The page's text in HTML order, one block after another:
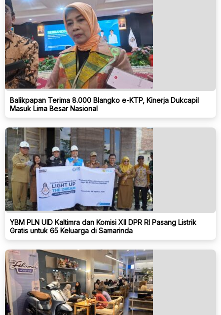
Balikpapan Terima 8.000 Blangko e-KTP, Kinerja Dukcapil
Masuk Lima Besar Nasional
YBM PLN UID Kaltimra dan Komisi XII DPR RI Pasang Listrik
Gratis untuk 65 Keluarga di Samarinda